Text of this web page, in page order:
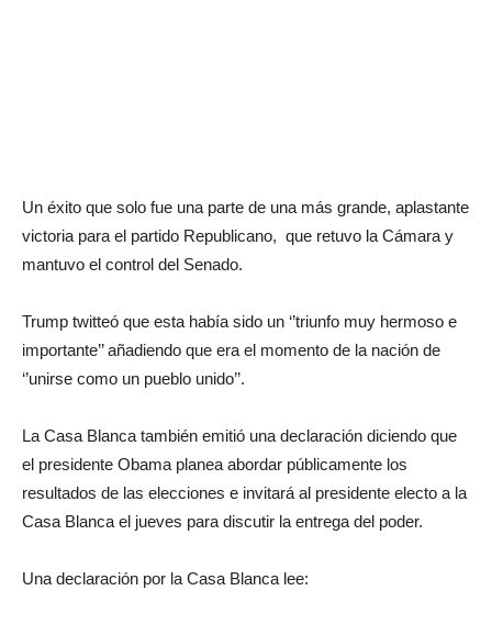
Un éxito que solo fue una parte de una más grande, aplastante
victoria para el partido Republicano, que retuvo la Cámara y
mantuvo el control del Senado.
Trump twitteó que esta había sido un ‘’triunfo muy hermoso e
importante’’ añadiendo que era el momento de la nación de
‘’unirse como un pueblo unido’’.
La Casa Blanca también emitió una declaración diciendo que
el presidente Obama planea abordar públicamente los
resultados de las elecciones e invitará al presidente electo a la
Casa Blanca el jueves para discutir la entrega del poder.
Una declaración por la Casa Blanca lee: